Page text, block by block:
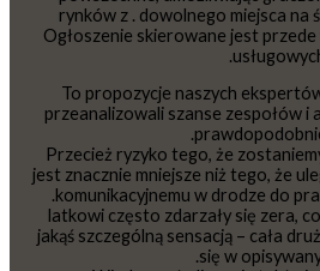
rynków z . dowolnego miejsca na
Ogłoszenie skierowane jest
To propozycje naszych
przeanalizowali szanse zespołów i
Przecież ryzyko tego, że
jest znacznie mniejsze niż tego, że
komunikacyjnemu w drodze do
22-latkowi często zdarzały się zera,
jakąś szczególną sensacją – cała
się w